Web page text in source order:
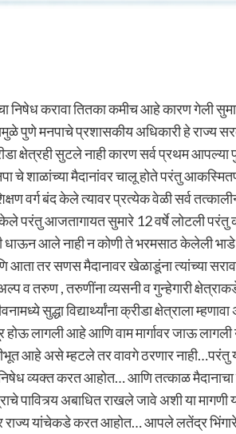
निषेध करावा तितका कमीच आहे कारण गेली
पुणे मनपाचे प्रशासकीय अधिकारी हे राज्य
क्षेत्रही सुटले नाही कारण सर्व प्रथम आपल्या
चे शाळांच्या मैदानांवर चालू होते परंतु
वर्ग बंद केले त्यावर प्रत्येक वेळी सर्व
परंतु आजतागायत सुमारे 12 वर्षे लोटली परंतु
धाऊन आले नाही न कोणी ते भरमसाठ केलेली भाडे
तर सणस मैदानावर खेळाडूंना त्यांच्या
व तरुण , तरुणींना व्यसनी व गुन्हेगारी
सुद्धा विद्यार्थ्यांना क्रीडा क्षेत्राला
लागली आहे आणि वाम मार्गावर जाऊ लागली
आहे असे म्हटले तर वावगे ठरणार नाही…परंतु
निषेध व्यक्त करत आहोत… आणि तत्काळ मैदानाचा
पावित्र्य अबाधित राखले जावे अशी या मागणी
राज्य यांचेकडे करत आहोत… आपले लतेंद्र